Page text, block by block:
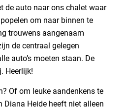
de auto naar ons chalet waar
om naar binnen te
trouwens aangenaam
de centraal gelegen
auto’s moeten staan. De
Heerlijk!
Of om leuke aandenkens te
Diana Heide heeft niet alleen